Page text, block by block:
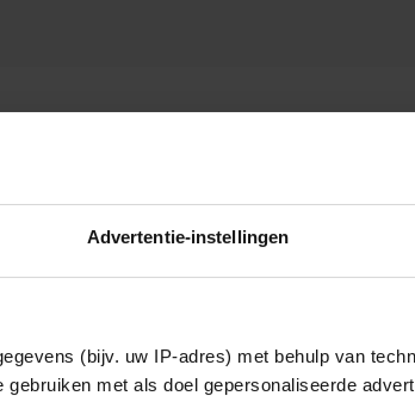
Advertentie-instellingen
(bijv. uw IP-adres) met behulp van
met als doel gepersonaliseerde